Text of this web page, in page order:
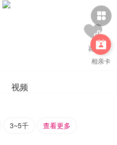


相亲卡
视频
3~5千 查看更多